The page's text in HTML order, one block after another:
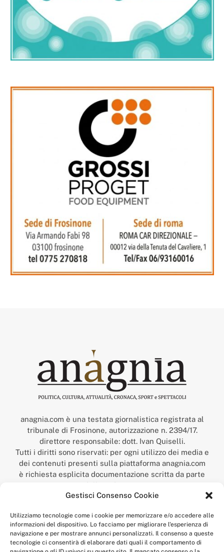
Gestisci Consenso Cookie
Utilizziamo tecnologie come i cookie per memorizzare e/o accedere alle
informazioni del dispositivo. Lo facciamo per migliorare l'esperienza di
navigazione e per mostrare annunci personalizzati. Il consenso a queste
tecnologie ci consentirà di elaborare dati quali il comportamento di
anagnia.com è una testata giornalistica registrata al
tribunale di Frosinone, autorizzazione n. 2394/17.
direttore responsabile: dott. Ivan Quiselli.
Tutti i diritti sono riservati: per ogni utilizzo dei media e
dei contenuti presenti sulla piattaforma anagnia.com
è richiesta esplicita documentazione scritta da parte
della redazione.
“Anagnia” è un marchio registrato presso l’Ufficio Italiano
Economico,
num. registrazione: 302017000014044 del 9 febbraio 2017.
Per contatti:redazione@anagnia.com